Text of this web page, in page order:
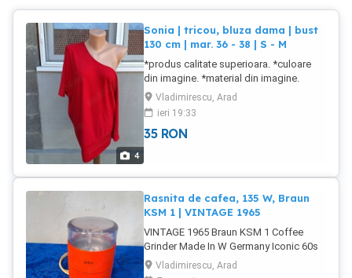
4
Sonia | tricou, bluza dama | bust
130 cm | mar. 36 - 38 | S - M
*produs calitate superioara. *culoare
din imagine. *material din imagine.
***stare buna. produs utilizat. NU FAC
SCHIMBURI
Vladimirescu, Arad
ieri 19:33
35 RON
Rasnita de cafea, 135 W, Braun
KSM 1 | VINTAGE 1965
VINTAGE 1965 Braun KSM 1 Coffee
Grinder Made In W Germany Iconic 60s
Yellow Caracteristici generale Utilizare
Rezidential Capacitate 50 g Putere 135
Vladimirescu, Arad